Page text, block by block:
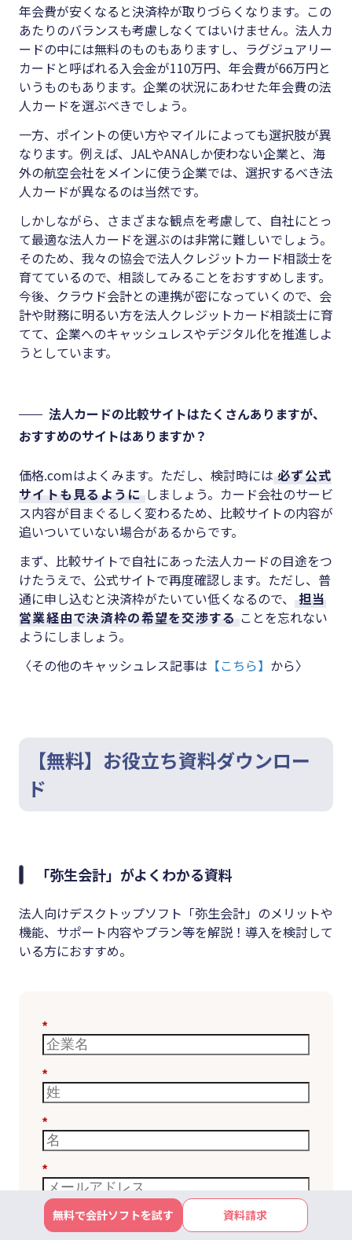
年会費が安くなると決済枠が取りづらくなります。この
あたりのバランスも考慮しなくてはいけません。法人カ
ードの中には無料のものもありますし、ラグジュアリー
カードと呼ばれる入会金が110万円、年会費が66万円と
いうものもあります。企業の状況にあわせた年会費の法
人カードを選ぶべきでしょう。
一方、ポイントの使い方やマイルによっても選択肢が異
なります。例えば、JALやANAしか使わない企業と、海
外の航空会社をメインに使う企業では、選択するべき法
人カードが異なるのは当然です。
しかしながら、さまざまな観点を考慮して、自社にとっ
て最適な法人カードを選ぶのは非常に難しいでしょう。
そのため、我々の協会で法人クレジットカード相談士を
育てているので、相談してみることをおすすめします。
今後、クラウド会計との連携が密になっていくので、会
計や財務に明るい方を法人クレジットカード相談士に育
てて、企業へのキャッシュレスやデジタル化を推進しよ
うとしています。
法人カードの比較サイトはたくさんありますが、
おすすめのサイトはありますか？
価格.comはよくみます。ただし、検討時には 必ず公式
サイトも見るように しましょう。カード会社のサービ
ス内容が目まぐるしく変わるため、比較サイトの内容が
追いついていない場合があるからです。
まず、比較サイトで自社にあった法人カードの目途をつ
けたうえで、公式サイトで再度確認します。ただし、普
通に申し込むと決済枠がたいてい低くなるので、
担当
営業経由で決済枠の希望を交渉する ことを忘れない
ようにしましょう。
〈その他のキャッシュレス記事は 【こちら】 から〉
【無料】お役立ち資料ダウンロー
ド
「弥生会計」がよくわかる資料
法人向けデスクトップソフト「弥生会計」のメリットや
機能、サポート内容やプラン等を解説！導入を検討して
いる方におすすめ。
*
*
*
*
無料で会計ソフトを試す 資料請求